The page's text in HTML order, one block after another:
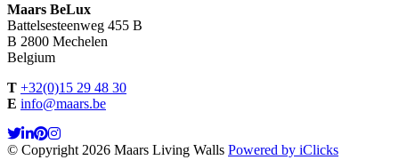
Maars BeLux
Battelsesteenweg 455 B
B 2800 Mechelen
Belgium
T +32(0)15 29 48 30
E info@maars.be
© Copyright 2026 Maars Living Walls Powered by iClicks